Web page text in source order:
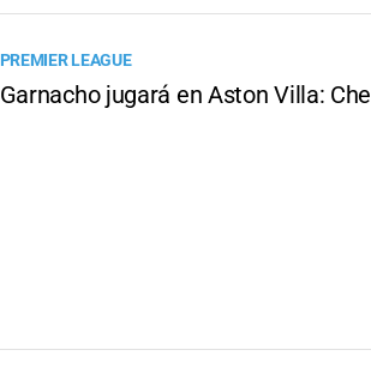
PREMIER LEAGUE
Garnacho jugará en Aston Villa: